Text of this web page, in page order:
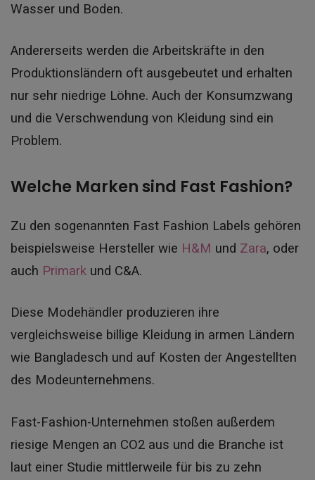
Wasser und Boden.
Andererseits werden die Arbeitskräfte in den
Produktionsländern oft ausgebeutet und erhalten
nur sehr niedrige Löhne. Auch der Konsumzwang
und die Verschwendung von Kleidung sind ein
Problem.
Welche Marken sind Fast Fashion?
Zu den sogenannten Fast Fashion Labels gehören
beispielsweise Hersteller wie H&M und Zara, oder
auch Primark und C&A.
Diese Modehändler produzieren ihre
vergleichsweise billige Kleidung in armen Ländern
wie Bangladesch und auf Kosten der Angestellten
des Modeunternehmens.
Fast-Fashion-Unternehmen stoßen außerdem
riesige Mengen an CO2 aus und die Branche ist
laut einer Studie mittlerweile für bis zu zehn